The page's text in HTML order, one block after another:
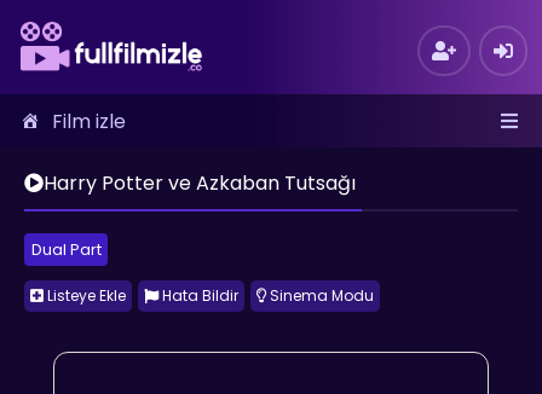
Film izle
Harry Potter ve Azkaban Tutsağı
Dual Part
Listeye Ekle Hata Bildir Sinema Modu